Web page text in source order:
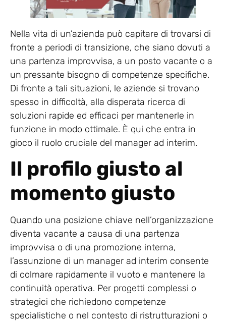
Nella vita di un’azienda può capitare di trovarsi di
fronte a periodi di transizione, che siano dovuti a
una partenza improvvisa, a un posto vacante o a
un pressante bisogno di competenze specifiche.
Di fronte a tali situazioni, le aziende si trovano
spesso in difficoltà, alla disperata ricerca di
soluzioni rapide ed efficaci per mantenerle in
funzione in modo ottimale. È qui che entra in
gioco il ruolo cruciale del manager ad interim.
Il profilo giusto al
momento giusto
Quando una posizione chiave nell’organizzazione
diventa vacante a causa di una partenza
improvvisa o di una promozione interna,
l’assunzione di un manager ad interim consente
di colmare rapidamente il vuoto e mantenere la
continuità operativa. Per progetti complessi o
strategici che richiedono competenze
specialistiche o nel contesto di ristrutturazioni o